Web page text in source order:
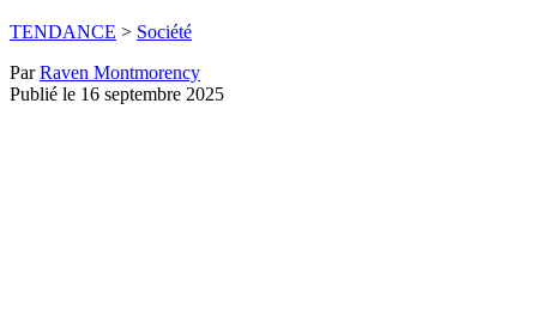
TENDANCE > Société
ParRaven Montmorency
Publié le 16 septembre 2025